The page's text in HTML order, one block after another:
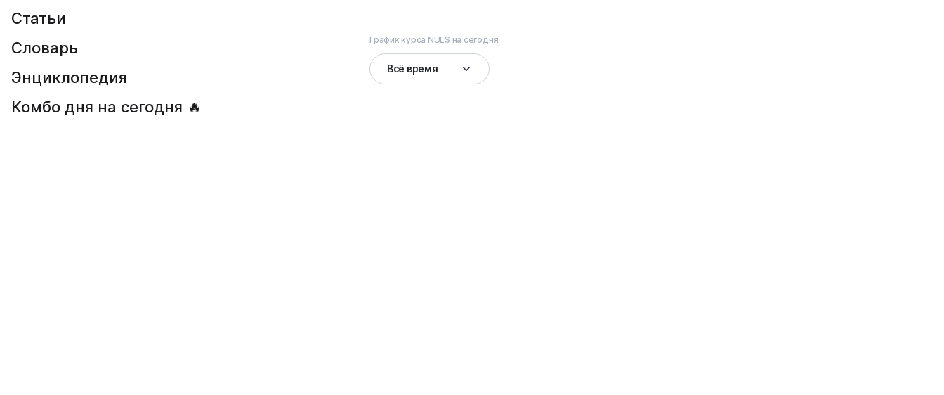
Статьи
Словарь
Энциклопедия
Комбо дня на сегодня 🔥
График курса NULS на сегодня